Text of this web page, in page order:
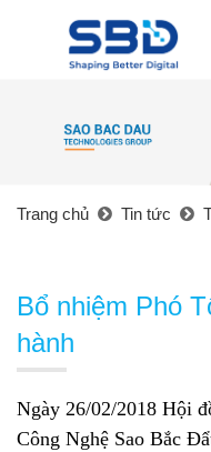
Trang chủ Tin tức
Bổ nhiệm Phó
hành
Ngày 26/02/2018 Hội
Công Nghệ Sao Bắc